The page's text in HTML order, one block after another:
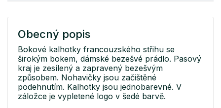
Obecný popis
Bokové kalhotky francouzského střihu se
širokým bokem, dámské bezešvé prádlo. Pasový
kraj je zesílený a zapravený bezešvým
způsobem. Nohavičky jsou začištěné
podehnutím. Kalhotky jsou jednobarevné. V
záložce je vypletené logo v šedé barvě.